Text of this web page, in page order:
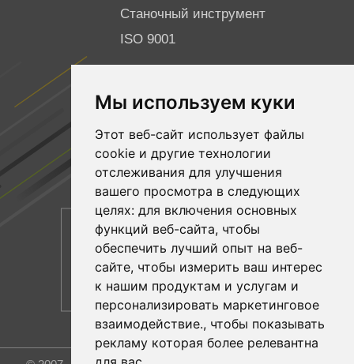
Мы используем куки
Этот веб-сайт использует файлы
cookie и другие технологии
отслеживания для улучшения
вашего просмотра в следующих
целях: для включения основных
функций веб-сайта, чтобы
обеспечить лучший опыт на веб-
сайте, чтобы измерить ваш интерес
к нашим продуктам и услугам и
персонализировать маркетинговое
взаимодействие., чтобы показывать
рекламу которая более релевантна
Станочный инструмент
ISO 9001
Facebook
YouTube
Linkedin